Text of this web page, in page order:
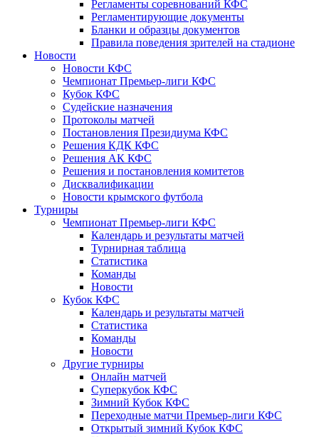
Регламенты соревнований КФС
Регламентирующие документы
Бланки и образцы документов
Правила поведения зрителей на стадионе
Новости
Новости КФС
Чемпионат Премьер-лиги КФС
Кубок КФС
Судейские назначения
Протоколы матчей
Постановления Президиума КФС
Решения КДК КФС
Решения АК КФС
Решения и постановления комитетов
Дисквалификации
Новости крымского футбола
Турниры
Чемпионат Премьер-лиги КФС
Календарь и результаты матчей
Турнирная таблица
Статистика
Команды
Новости
Кубок КФС
Календарь и результаты матчей
Статистика
Команды
Новости
Другие турниры
Онлайн матчей
Суперкубок КФС
Зимний Кубок КФС
Переходные матчи Премьер-лиги КФС
Открытый зимний Кубок КФС